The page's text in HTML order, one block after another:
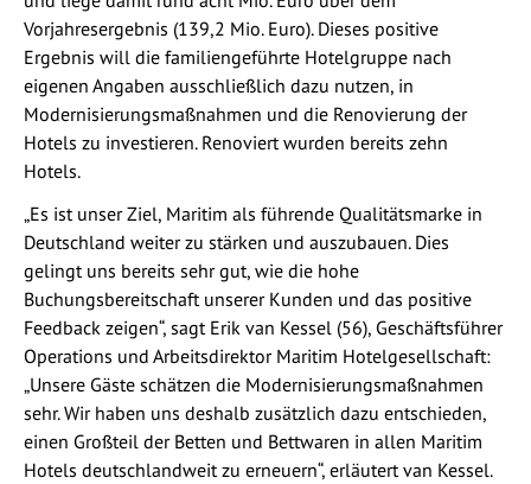
Vorjahresergebnis (139,2 Mio. Euro). Dieses positive
Ergebnis will die familiengeführte Hotelgruppe nach
eigenen Angaben ausschließlich dazu nutzen, in
Modernisierungsmaßnahmen und die Renovierung der
Hotels zu investieren. Renoviert wurden bereits zehn
Hotels.
„Es ist unser Ziel, Maritim als führende Qualitätsmarke in
Deutschland weiter zu stärken und auszubauen. Dies
gelingt uns bereits sehr gut, wie die hohe
Buchungsbereitschaft unserer Kunden und das positive
Feedback zeigen“, sagt Erik van Kessel (56), Geschäftsführer
Operations und Arbeitsdirektor Maritim Hotelgesellschaft:
„Unsere Gäste schätzen die Modernisierungsmaßnahmen
sehr. Wir haben uns deshalb zusätzlich dazu entschieden,
einen Großteil der Betten und Bettwaren in allen Maritim
Hotels deutschlandweit zu erneuern“, erläutert van Kessel.